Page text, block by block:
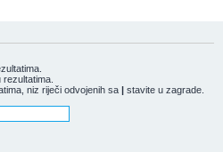
niz riječi odvojenih sa | stavite u zagrade.